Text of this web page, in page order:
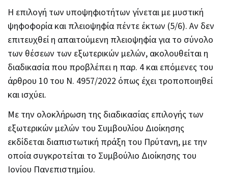
Η επιλογή των υποψηφιοτήτων γίνεται με μυστική
ψηφοφορία και πλειοψηφία πέντε έκτων (5/6). Αν δεν
επιτευχθεί η απαιτούμενη πλειοψηφία για το σύνολο
των θέσεων των εξωτερικών μελών, ακολουθείται η
διαδικασία που προβλέπει η παρ. 4 και επόμενες του
άρθρου 10 του Ν. 4957/2022 όπως έχει τροποποιηθεί
και ισχύει.
Με την ολοκλήρωση της διαδικασίας επιλογής των
εξωτερικών μελών του Συμβουλίου Διοίκησης
εκδίδεται διαπιστωτική πράξη του Πρύτανη, με την
οποία συγκροτείται το Συμβούλιο Διοίκησης του
Ιονίου Πανεπιστημίου.